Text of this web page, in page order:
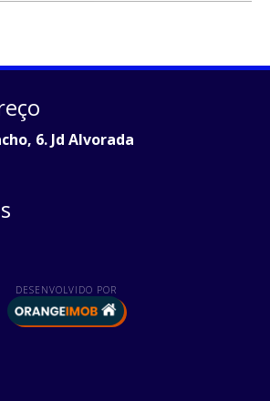
6. Jd Alvorada
DESENVOLVIDO POR